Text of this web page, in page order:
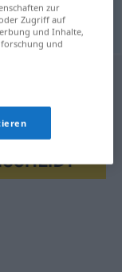
zur
Zugriff auf
und Inhalte,
und